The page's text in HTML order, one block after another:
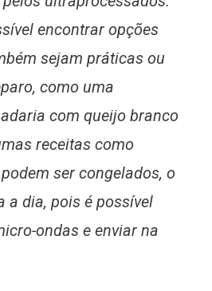
encontrar opções
sejam práticas ou
como uma
com queijo branco
receitas como
ser congelados, o
a dia, pois é possível
ondas e enviar na